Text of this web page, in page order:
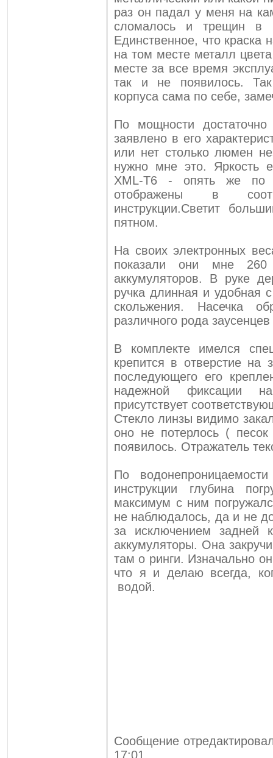
раз он падал у меня на
сломалось и трещин в
Единственное, что краска
на том месте металл
месте за все время
так и не появилось.
корпуса сама по себе,
По мощности
заявлено в его
или нет столько люмен
нужно мне это. Яркость
XML-T6 - опять же по
отображены в
инструкции.Светит
пятном.
На своих электронных
показали они мне 260
аккумуляторов. В руке
ручка длинная и удобная
скольжения. Насечка
различного рода
В комплекте имелся
крепится в отверстие
последующего его
надежной фиксации
присутствует
Стекло линзы видимо
оно не потерлось (
появилось. Отражатель
По
инструкции глубина
максимум с ним
не наблюдалось, да и не
за исключением задней
аккумуляторы. Она
там о ринги. Изначально
что я и делаю всегда,
водой.
Сообщение
17:01